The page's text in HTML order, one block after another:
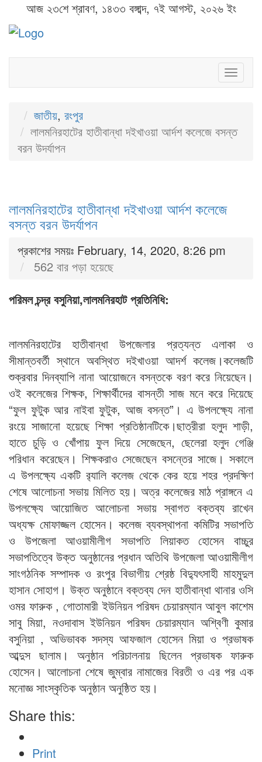
আজ ২৩শে শ্রাবণ, ১৪৩৩ বঙ্গাব্দ, ৭ই আগস্ট, ২০২৬ ইং
জাতীয়, রংপুর
লালমনিরহাটের হাতীবান্ধা দইখাওয়া আর্দশ কলেজে বসন্ত
বরন উদর্যাপন
লালমনিরহাটের হাতীবান্ধা দইখাওয়া আর্দশ কলেজে
বসন্ত বরন উদর্যাপন
প্রকাশের সময়ঃ February, 14, 2020, 8:26 pm
562 বার পড়া হয়েছে
পরিমল চন্দ্র বসুনিয়া,লালমনিরহাট প্রতিনিধি:
লালমনিরহাটের হাতীবান্ধা উপজেলার প্রত্যন্ত এলাকা ও
সীমান্তবর্তী স্থানে অবস্থিত দইখাওয়া আদর্শ কলেজ।কলেজটি
শুক্রবার দিনব্যাপি নানা আয়োজনে বসন্তকে বরণ করে নিয়েছেন।
ওই কলেজের শিক্ষক, শিক্ষার্থীদের বাসন্তী সাজ মনে করে দিয়েছে
“ফুল ফুটুক আর নাইবা ফুটুক, আজ বসন্ত”। এ উপলক্ষ্যে নানা
রংয়ে সাজানো হয়েছে শিক্ষা প্রতিষ্ঠানটিকে।ছাত্রীরা হলুদ শাড়ী,
হাতে চুড়ি ও খোঁপায় ফুল দিয়ে সেজেছেন, ছেলেরা হলুদ গেঞ্জি
পরিধান করেছেন। শিক্ষকরাও সেজেছেন বসন্তের সাজে। সকালে
এ উপলক্ষ্যে একটি র‌্যালি কলেজ থেকে কের হয়ে শহর প্রদক্ষিণ
শেষে আলোচনা সভায় মিলিত হয়। অত্র কলেজের মাঠ প্রাঙ্গনে এ
উপলক্ষ্যে আয়োজিত আলোচনা সভায় স্বাগত বক্তব্য রাখেন
অধ্যক্ষ মোফাজ্জল হোসেন। কলেজ ব্যবস্থাপনা কমিটির সভাপতি
ও উপজেলা আওয়ামীলীগ সভাপতি লিয়াকত হোসেন বাচ্চুর
সভাপতিত্বে উক্ত অনুষ্ঠানের প্রধান অতিথি উপজেলা আওয়ামীলীগ
সাংগঠনিক সম্পাদক ও রংপুর বিভাগীয় শ্রেষ্ঠ বিদ্যুৎসাহী মাহমুদুল
হাসান সোহাগ। উক্ত অনুষ্ঠানে বক্তব্য দেন হাতীবান্ধা থানার ওসি
ওমর ফারুক , গোতামারী ইউনিয়ন পরিষদ চেয়ারম্যান আবুল কাশেম
সাবু মিয়া, নওদাবাস ইউনিয়ন পরিষদ চেয়ারম্যান অশ্বিণী কুমার
বসুনিয়া , অভিভাবক সদস্য আফজাল হোসেন মিয়া ও প্রভাষক
আব্দুস ছালাম। অনুষ্ঠান পরিচালনায় ছিলেন প্রভাষক ফারুক
হোসেন। আলোচনা শেষে জুম্বার নামাজের বিরতী ও এর পর এক
মনোজ্ঞ সাংস্কৃতিক অনুষ্ঠান অনুষ্ঠিত হয়।
Share this:
Print